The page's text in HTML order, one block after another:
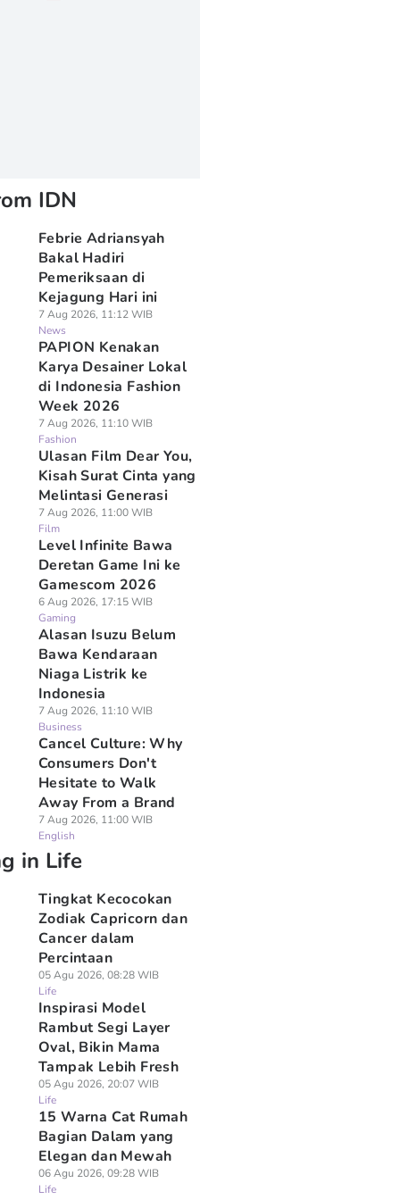
IDN
Febrie Adriansyah
Bakal Hadiri
Pemeriksaan di
Kejagung Hari ini
7 Aug 2026, 11:12 WIB
News
PAPION Kenakan
Karya Desainer Lokal
di Indonesia Fashion
Week 2026
7 Aug 2026, 11:10 WIB
Fashion
Ulasan Film Dear You,
Kisah Surat Cinta yang
Melintasi Generasi
7 Aug 2026, 11:00 WIB
Film
Level Infinite Bawa
Deretan Game Ini ke
Gamescom 2026
6 Aug 2026, 17:15 WIB
Gaming
Alasan Isuzu Belum
Bawa Kendaraan
Niaga Listrik ke
Indonesia
7 Aug 2026, 11:10 WIB
Business
Cancel Culture: Why
Consumers Don't
Hesitate to Walk
Away From a Brand
7 Aug 2026, 11:00 WIB
English
in Life
Tingkat Kecocokan
Zodiak Capricorn dan
Cancer dalam
Percintaan
05 Agu 2026, 08:28 WIB
Life
Inspirasi Model
Rambut Segi Layer
Oval, Bikin Mama
Tampak Lebih Fresh
05 Agu 2026, 20:07 WIB
Life
15 Warna Cat Rumah
Bagian Dalam yang
Elegan dan Mewah
06 Agu 2026, 09:28 WIB
Life